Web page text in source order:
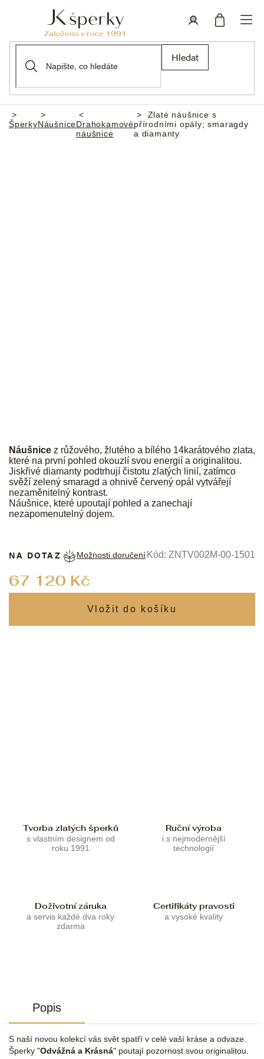
Hledat
Domů
ŠperkyNáušniceDrahokamové
náušnice
Zlaté náušnice s
přírodními opály; smaragdy
a diamanty
Náušnice z růžového, žlutého a bílého 14karátového zlata,
které na první pohled okouzlí svou energií a originalitou.
Jiskřivé diamanty podtrhují čistotu zlatých linií, zatímco
svěží zelený smaragd a ohnivě červený opál vytvářejí
nezaměnitelný kontrast.
Náušnice, které upoutají pohled a zanechají
nezapomenutelný dojem.
67 120 Kč
NA DOTAZ Možnosti doručení Kód: ZNTV002M-00-1501
Tvorba zlatých šperků
s vlastním designem od
roku 1991
Ruční výroba
i s nejmodernější
technologií
Doživotní záruka
a servis každé dva roky
zdarma
Certifikáty pravosti
a vysoké kvality
Popis
S naší novou kolekcí vás svět spatří v celé vaší kráse a odvaze.
Šperky "Odvážná a Krásná" poutají pozornost svou originalitou.